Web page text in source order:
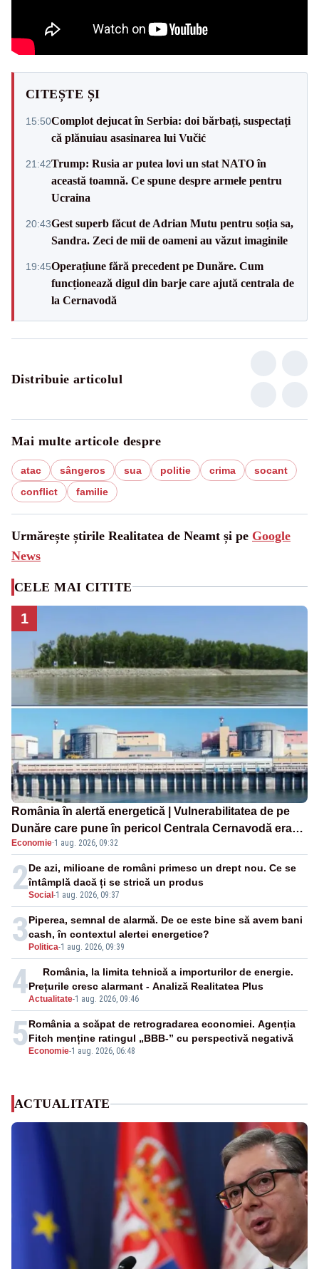
CITEȘTE ȘI
15:50Complot dejucat în Serbia: doi bărbați, suspectați
că plănuiau asasinarea lui Vučić
21:42Trump: Rusia ar putea lovi un stat NATO în
această toamnă. Ce spune despre armele pentru
Ucraina
20:43Gest superb făcut de Adrian Mutu pentru soția sa,
Sandra. Zeci de mii de oameni au văzut imaginile
19:45Operațiune fără precedent pe Dunăre. Cum
funcționează digul din barje care ajută centrala de
la Cernavodă
Distribuie articolul
Mai multe articole despre
atac sângeros sua politie crima
socant
conflict
familie
Urmărește știrile Realitatea de Neamt și pe Google
News
CELE MAI CITITE
1
România în alertă energetică | Vulnerabilitatea de pe
Dunăre care pune în pericol Centrala Cernavodă era
cunoscută de pe vremea lui Ceaușescu
Economie·1 aug. 2026, 09:32
2Social -1 aug. 2026, 09:37
De azi, milioane de români primesc un drept nou. Ce se
întâmplă dacă ți se strică un produs
3 Politica-1 aug. 2026, 09:39
Piperea, semnal de alarmă. De ce este bine să avem bani
cash, în contextul alertei energetice?
4Actualitate-1 aug. 2026, 09:46
România, la limita tehnică a importurilor de energie.
Prețurile cresc alarmant - Analiză Realitatea Plus
5 Economie-1 aug. 2026, 06:48
România a scăpat de retrogradarea economiei. Agenția
Fitch menține ratingul „BBB-” cu perspectivă negativă
ACTUALITATE